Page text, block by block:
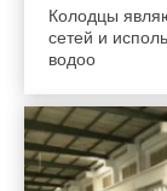
Колодцы
сетей и
водоо